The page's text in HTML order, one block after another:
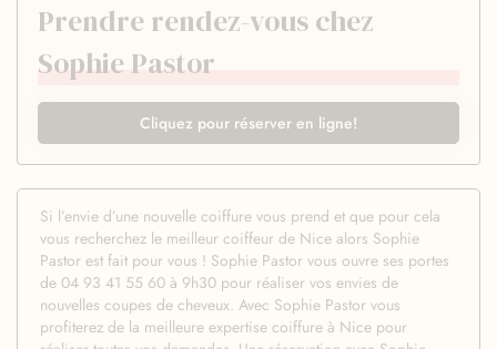
Prendre rendez-vous chez
Sophie Pastor
Cliquez pour réserver en ligne!
Si l’envie d’une nouvelle coiffure vous prend et que pour cela
vous recherchez le meilleur coiffeur de Nice alors Sophie
Pastor est fait pour vous ! Sophie Pastor vous ouvre ses portes
de 04 93 41 55 60 à 9h30 pour réaliser vos envies de
nouvelles coupes de cheveux. Avec Sophie Pastor vous
profiterez de la meilleure expertise coiffure à Nice pour